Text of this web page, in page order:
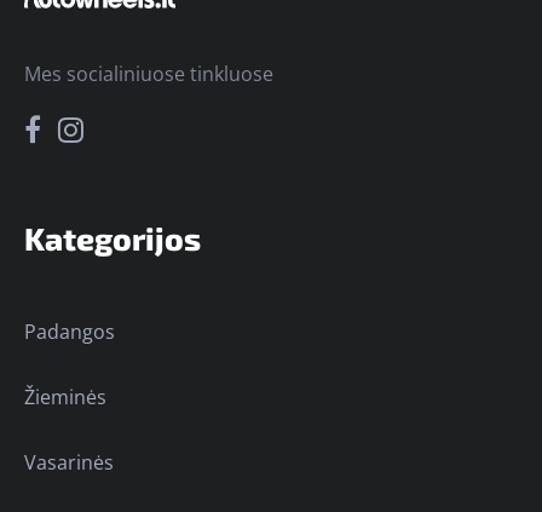
Kategorijos
Padangos
Žieminės
Vasarinės
Mes socialiniuose tinkluose